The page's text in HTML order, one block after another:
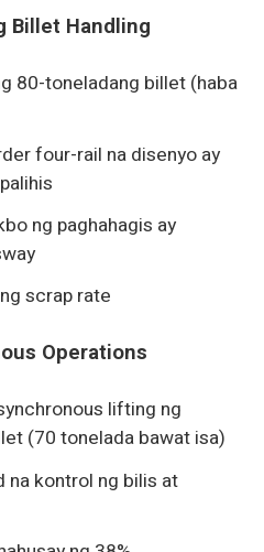
Billet Handling
80-toneladang billet (haba
four-rail na disenyo ay
ng paghahagis ay
scrap rate
Operations
lifting ng
(70 tonelada bawat isa)
na kontrol ng bilis at